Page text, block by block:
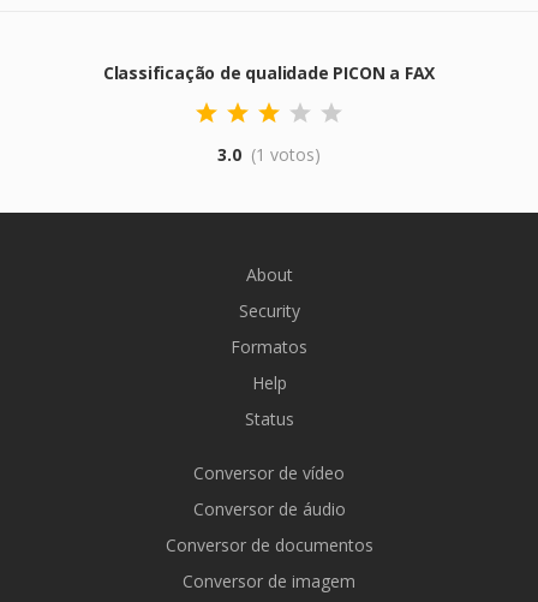
Classificação de qualidade PICON a FAX
3.0 (1 votos)
About
Security
Formatos
Help
Status
Conversor de vídeo
Conversor de áudio
Conversor de documentos
Conversor de imagem